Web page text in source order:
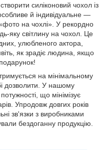
силіконовий чохол із
й індивідуальне —
на чохлі». У рекордно
яку світлину на чохол. Це
улюбленого актора,
як зрадіє людина, якщо
на мінімальному
дозволити. У нашому
що мінімізує
Упродовж довгих років
зв'язки з виробниками
бездоганну продукцію.